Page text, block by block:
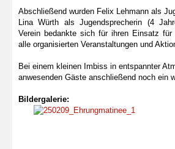
Abschließend wurden Felix Lehmann als
Lina Würth als Jugendsprecherin (4
Verein bedankte sich für ihren Einsatz für
alle organisierten Veranstaltungen und
Bei einem kleinen Imbiss in entspannter
anwesenden Gäste anschließend noch ein
Bildergalerie: